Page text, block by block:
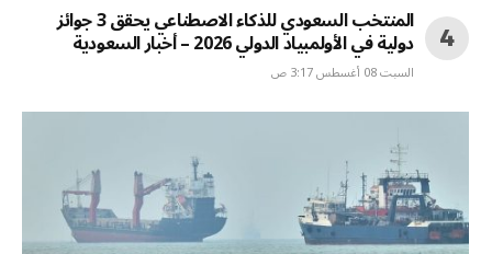
المنتخب السعودي للذكاء الاصطناعي يحقق 3 جوائز
دولية في الأولمبياد الدولي 2026 – أخبار السعودية
السبت 08 أغسطس 3:17 ص